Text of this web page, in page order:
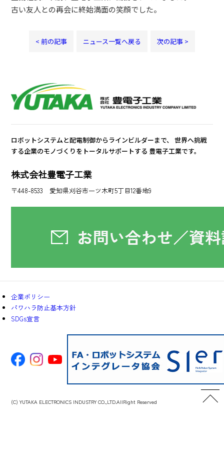
古い友人との再会に終始満面の笑顔でした。
< 前の記事 ニュース一覧へ戻る 次の記事 >
ロボットシステムと配電制御からラインビルダーまで、 世界へ挑戦
する企業のモノづくりをトータルサポートする 豊電子工業です。
株式会社豊電子工業
〒448-8533 愛知県刈谷市一ツ木町5丁目12番地9
企業ポリシー
パワハラ防止基本方針
SDGs宣言
(C) YUTAKA ELECTRONICS INDUSTRY CO.,LTD.AllRight Reserved